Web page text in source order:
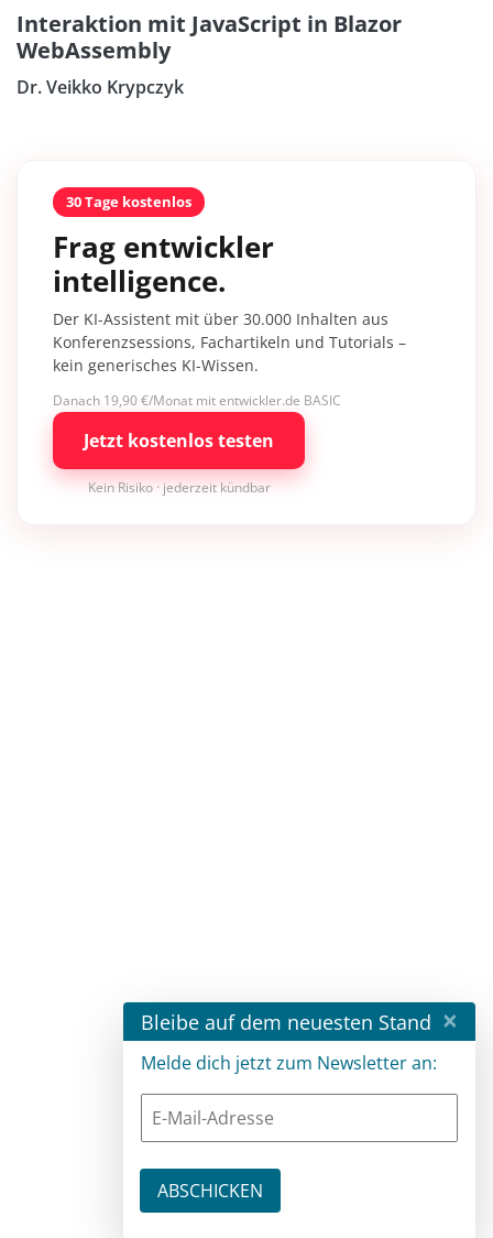
Interaktion mit JavaScript in Blazor
WebAssembly
Dr. Veikko Krypczyk
30 Tage kostenlos
Frag entwickler
intelligence.
Der KI-Assistent mit über 30.000 Inhalten aus
Konferenzsessions, Fachartikeln und Tutorials –
kein generisches KI-Wissen.
Danach 19,90 €/Monat mit entwickler.de BASIC
Jetzt kostenlos testen
Kein Risiko · jederzeit kündbar
Bleibe auf dem neuesten Stand ×
Melde dich jetzt zum Newsletter an: